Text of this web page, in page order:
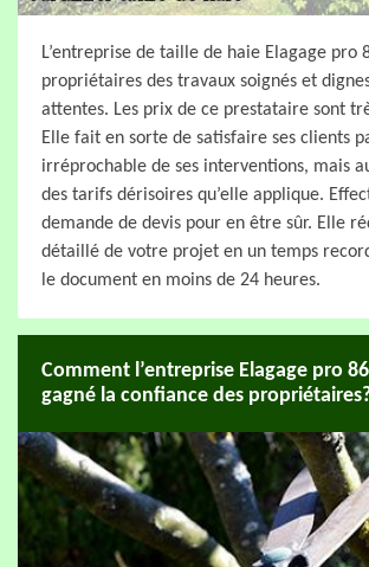
L’entreprise de taille de haie Elagage pro
propriétaires des travaux soignés et
attentes. Les prix de ce prestataire sont
Elle fait en sorte de satisfaire ses clients
irréprochable de ses interventions, mais
des tarifs dérisoires qu’elle applique.
demande de devis pour en être sûr. Elle
détaillé de votre projet en un temps
le document en moins de 24 heures.
Comment l’entreprise Elagage pro
gagné la confiance des